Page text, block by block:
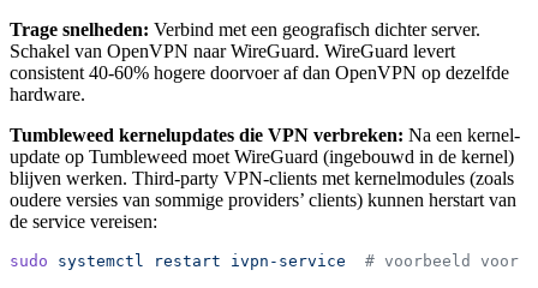
Trage snelheden: Verbind met een geografisch dichter server.
Schakel van OpenVPN naar WireGuard. WireGuard levert
consistent 40-60% hogere doorvoer af dan OpenVPN op dezelfde
hardware.
Tumbleweed kernelupdates die VPN verbreken: Na een kernel-
update op Tumbleweed moet WireGuard (ingebouwd in de kernel)
blijven werken. Third-party VPN-clients met kernelmodules (zoals
oudere versies van sommige providers’ clients) kunnen herstart van
de service vereisen:
sudo systemctl restart ivpn-service
# voorbeeld voor